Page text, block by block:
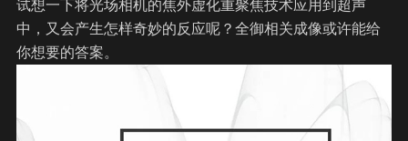
试想一下将光场相机的焦外虚化重聚焦技术应用到超声
中，又会产生怎样奇妙的反应呢？ 全御相关成像或许能给
你想要的答案。